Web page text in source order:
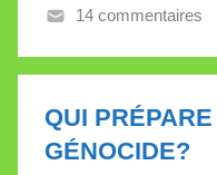
a
l
t
14 commentaires
QUI
GÉNOCIDE?